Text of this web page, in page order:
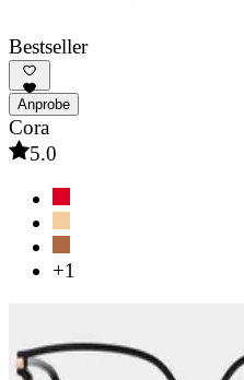
Bestseller
Anprobe
Cora
5.0
+1